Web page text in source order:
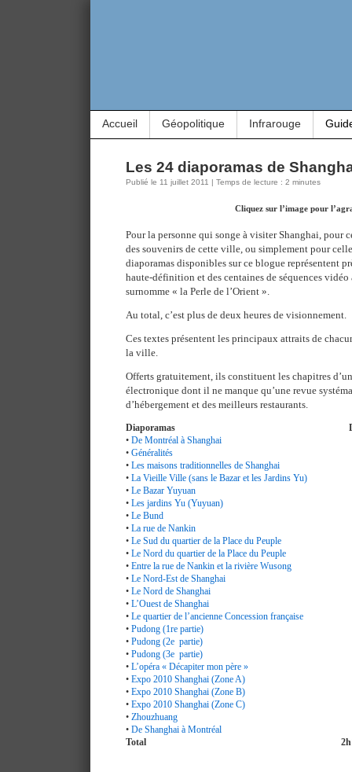
Accueil Géopolitique Infrarouge
Les 24 diaporamas de
Publié le 11 juillet 2011 | Temps de lecture : 2 minutes
Cliquez sur l’image pour
Pour la personne qui songe à visiter Shanghai, pour
des souvenirs de cette ville, ou simplement pour
diaporamas disponibles sur ce blogue représentent
haute-définition et des centaines de séquences vidéo
surnomme « la Perle de l’Orient ».
Au total, c’est plus de deux heures de visionnement.
Ces textes présentent les principaux attraits de
la ville.
Offerts gratuitement, ils constituent les chapitres
électronique dont il ne manque qu’une revue
d’hébergement et des meilleurs restaurants.
Diaporamas
• De Montréal à Shanghai
• Généralités
• Les maisons traditionnelles de Shanghai
• La Vieille Ville (sans le Bazar et les Jardins Yu)
• Le Bazar Yuyuan
• Les jardins Yu (Yuyuan)
• Le Bund
• La rue de Nankin
• Le Sud du quartier de la Place du Peuple
• Le Nord du quartier de la Place du Peuple
• Entre la rue de Nankin et la rivière Wusong
• Le Nord-Est de Shanghai
• Le Nord de Shanghai
• L’Ouest de Shanghai
• Le quartier de l’ancienne Concession française
• Pudong (1re partie)
• Pudong (2e partie)
• Pudong (3e partie)
• L’opéra « Décapiter mon père »
• Expo 2010 Shanghai (Zone A)
• Expo 2010 Shanghai (Zone B)
• Expo 2010 Shanghai (Zone C)
• Zhouzhuang
• De Shanghai à Montréal
Total